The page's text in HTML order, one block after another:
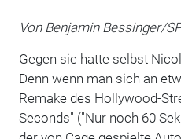
Von Benjamin Bessinger/
Gegen sie hatte selbst
Denn wenn man sich an
Remake des Hollywood-
Seconds" ("Nur noch 60